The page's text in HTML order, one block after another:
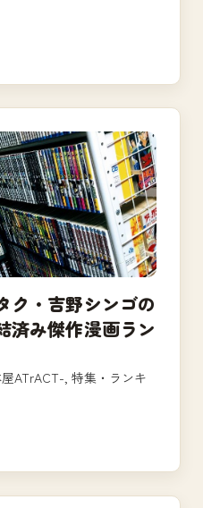
ク・吉野シンゴの
済み傑作漫画ラン
ATrACT- ,特集・ランキ